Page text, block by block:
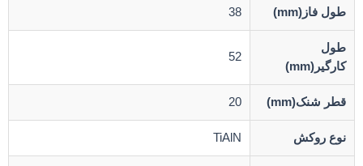
طول فاز(mm) 38
طول
کارگیر(mm)
52
قطر شنک(mm) 20
نوع روکش TiAlN